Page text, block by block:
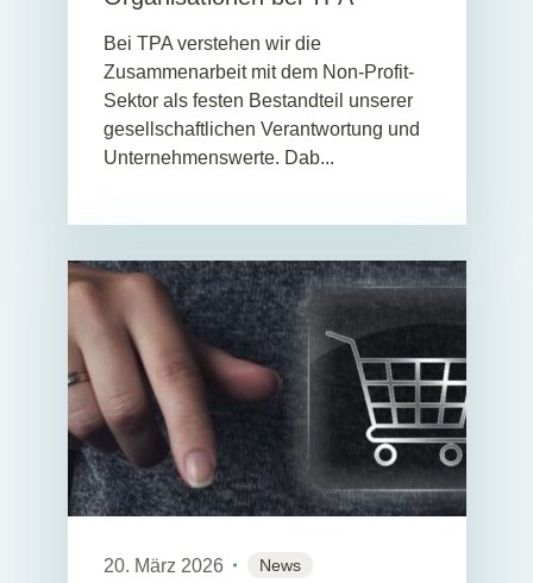
Bei TPA verstehen wir die
Zusammenarbeit mit dem Non-Profit-
Sektor als festen Bestandteil unserer
gesellschaftlichen Verantwortung und
Unternehmenswerte. Dab...
20. März 2026 News